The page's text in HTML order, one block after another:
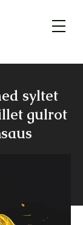
syltet
gulrot